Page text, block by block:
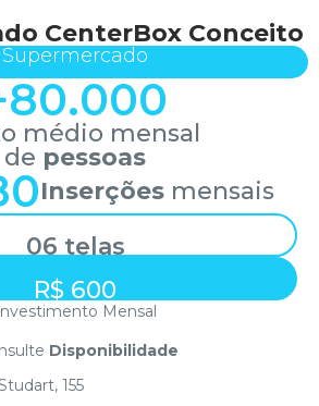
CenterBox Conceito
Supermercado
80.000
médio mensal
de pessoas
Inserçõesmensais
06 telas
R$ 600
Mensal
Disponibilidade
155